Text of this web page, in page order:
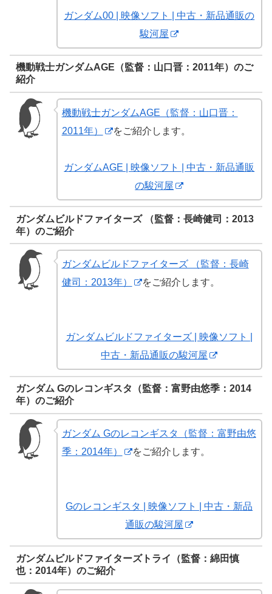
ガンダム00 | 映像ソフト | 中古・新品通販の
駿河屋
機動戦士ガンダムAGE（監督：山口晋：2011年）のご
紹介
機動戦士ガンダムAGE（監督：山口晋：
2011年）
をご紹介します。
ガンダムAGE | 映像ソフト | 中古・新品通販
の駿河屋
ガンダムビルドファイターズ （監督：長崎健司：2013
年）のご紹介
ガンダムビルドファイターズ （監督：長崎
健司：2013年）
をご紹介します。
ガンダムビルドファイターズ | 映像ソフト |
中古・新品通販の駿河屋
ガンダム Gのレコンギスタ（監督：富野由悠季：2014
年）のご紹介
ガンダム Gのレコンギスタ（監督：富野由悠
季：2014年）
をご紹介します。
Gのレコンギスタ | 映像ソフト | 中古・新品
通販の駿河屋
ガンダムビルドファイターズトライ（監督：綿田慎
也：2014年）のご紹介